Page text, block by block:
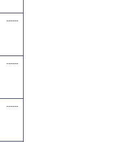
------
------
------